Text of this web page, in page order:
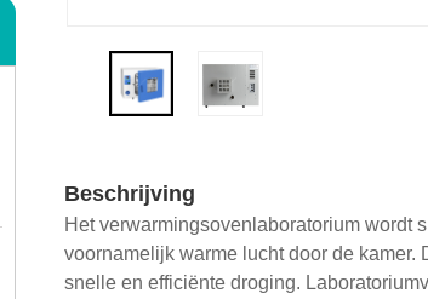
Beschrijving
Het verwarmingsovenlaboratorium wordt
voornamelijk warme lucht door de kamer.
snelle en efficiënte droging.